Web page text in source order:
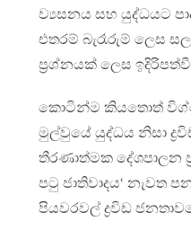
ව්‍යසනය සහ යුද්ධයට
එතරම් බැරෑරුම් ලෙස
ප්‍රශ්නයක් ලෙස
කොටින්ම කියතොත්
මුල්වුයේ යුද්ධය නිසා
තීරණාත්මක දේශපාලන
පටු ජාතිවාදය‘ නැවත
පියවරවල් ද්‍රවිඩ